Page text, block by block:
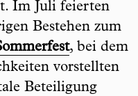
Im Juli feierten
Bestehen zum
, bei dem
vorstellten
Beteiligung